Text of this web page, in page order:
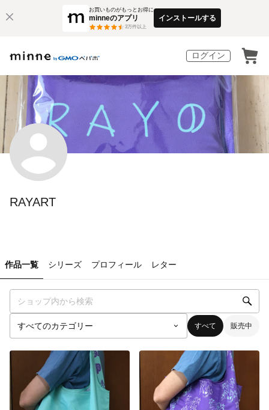
お買いものがもっとお得に
minneのアプリ
3万件以上
インストールする
ログイン
RAYART
作品一覧 シリーズ プロフィール レター
すべて 販売中